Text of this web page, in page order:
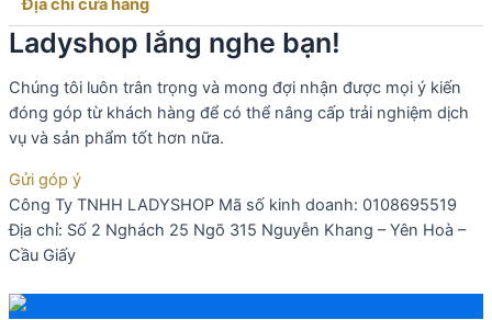
Địa chỉ cửa hàng
Ladyshop lắng nghe bạn!
Chúng tôi luôn trân trọng và mong đợi nhận được mọi ý kiến
đóng góp từ khách hàng để có thể nâng cấp trải nghiệm dịch
vụ và sản phẩm tốt hơn nữa.
Gửi góp ý
Công Ty TNHH LADYSHOP Mã số kinh doanh: 0108695519
Địa chỉ: Số 2 Nghách 25 Ngõ 315 Nguyễn Khang – Yên Hoà –
Cầu Giấy